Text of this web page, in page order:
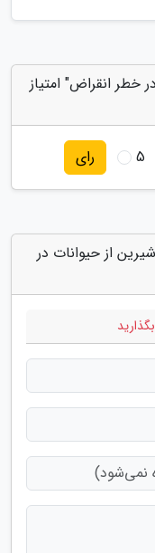
خطر انقراض" امتیاز
5 رای
از حیوانات در